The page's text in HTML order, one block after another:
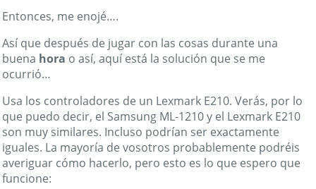
Entonces, me enojé….
Así que después de jugar con las cosas durante una
buena hora o así, aquí está la solución que se me
ocurrió…
Usa los controladores de un Lexmark E210. Verás, por lo
que puedo decir, el Samsung ML-1210 y el Lexmark E210
son muy similares. Incluso podrían ser exactamente
iguales. La mayoría de vosotros probablemente podréis
averiguar cómo hacerlo, pero esto es lo que espero que
funcione: